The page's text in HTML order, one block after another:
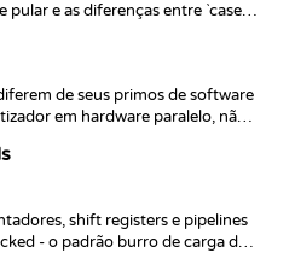
pular e as diferenças entre `case`,
de seus primos de software
em hardware paralelo, não
shift registers e pipelines
- o padrão burro de carga de